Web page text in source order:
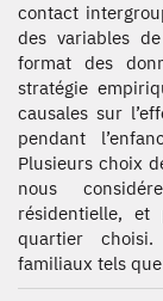
contact
des variables
format des
stratégie
causales sur
pendant
Plusieurs choix
nous
résidentielle, et
quartier
familiaux tels